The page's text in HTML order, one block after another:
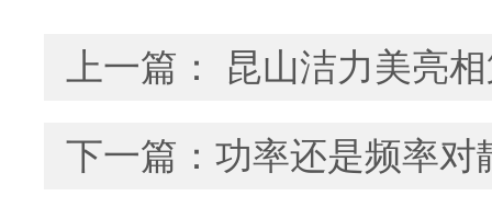
上一篇： 昆山洁力美亮
下一篇： 功率还是频率对